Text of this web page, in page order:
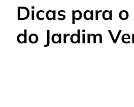
Dicas para o
do Jardim